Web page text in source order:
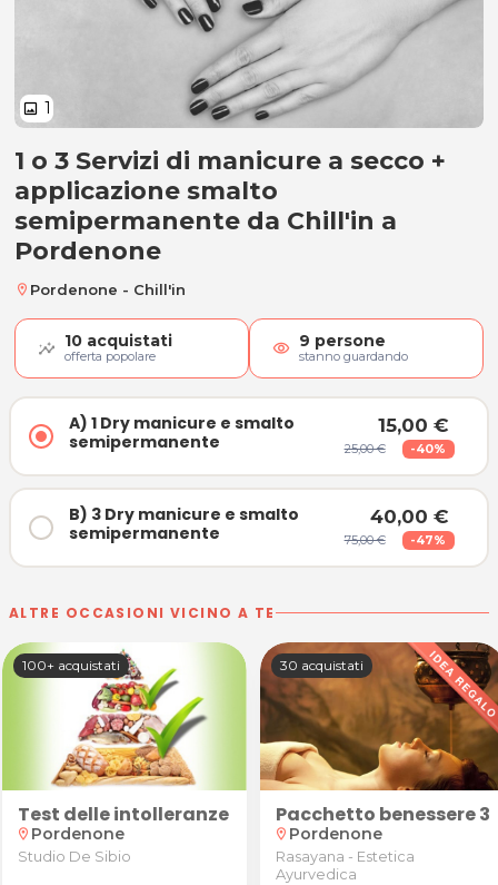
image 1
A) 1 Dry manicure e smalto
1 o 3 Servizi di manicure a secco +
applicazione smalto
semipermanente da Chill'in a
Pordenone
location_on Pordenone - Chill'in
10 acquistati
offerta popolare visibility 9 persone
stanno guardando
A) 1 Dry manicure e smalto
semipermanente
15,00 €
25,00 € -40%
B) 3 Dry manicure e smalto
semipermanente
40,00 €
75,00 € -47%
ALTRE OCCASIONI VICINO A TE
anamnesi, valutazione degli obiettivi e test
100+ acquistati
Test delle intolleranze alimentari
location_on Pordenone
Studio De Sibio
30 acquistati
Pacchetto benessere
location_on Pordenone
Rasayana - Estetica
Ayurvedica